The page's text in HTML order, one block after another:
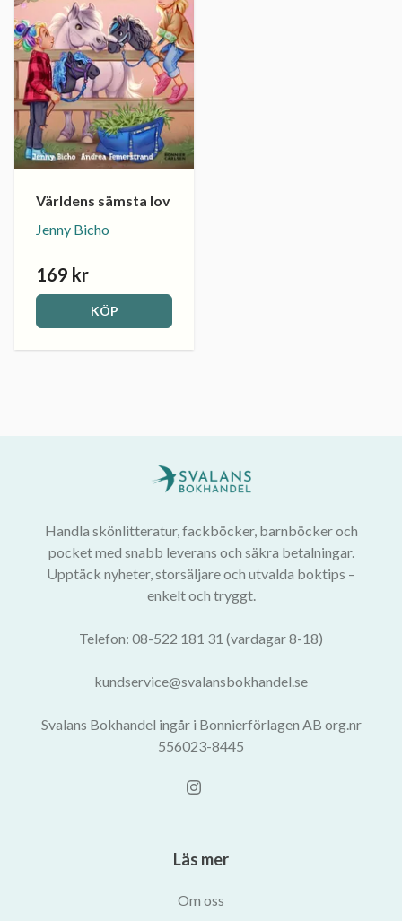
Världens sämsta lov
Jenny Bicho
169 kr
KÖP
Handla skönlitteratur, fackböcker, barnböcker och
pocket med snabb leverans och säkra betalningar.
Upptäck nyheter, storsäljare och utvalda boktips –
enkelt och tryggt.
Telefon: 08-522 181 31 (vardagar 8-18)
kundservice@svalansbokhandel.se
Svalans Bokhandel ingår i Bonnierförlagen AB org.nr
556023-8445
Läs mer
Om oss